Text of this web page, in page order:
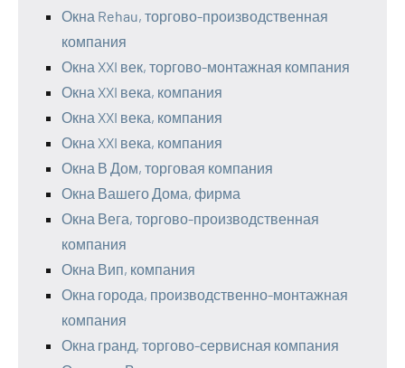
Окна Rehau, торгово-производственная
компания
Окна XXI век, торгово-монтажная компания
Окна XXI века, компания
Окна XXI века, компания
Окна XXI века, компания
Окна В Дом, торговая компания
Окна Вашего Дома, фирма
Окна Вега, торгово-производственная
компания
Окна Вип, компания
Окна города, производственно-монтажная
компания
Окна гранд, торгово-сервисная компания